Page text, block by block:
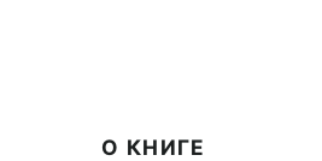
О КНИГЕ